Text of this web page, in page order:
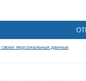
своих персональных данных